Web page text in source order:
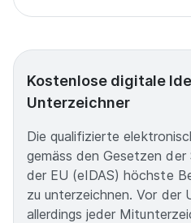
Kostenlose digitale
Unterzeichner
Die qualifizierte
gemäss den Gesetzen
der EU (eIDAS) höchste
zu unterzeichnen. Vor der
allerdings jeder